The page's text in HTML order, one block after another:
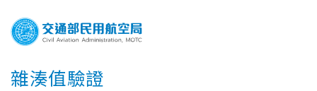
雜湊值驗證